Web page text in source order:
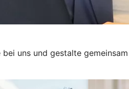
uns und gestalte gemeinsam